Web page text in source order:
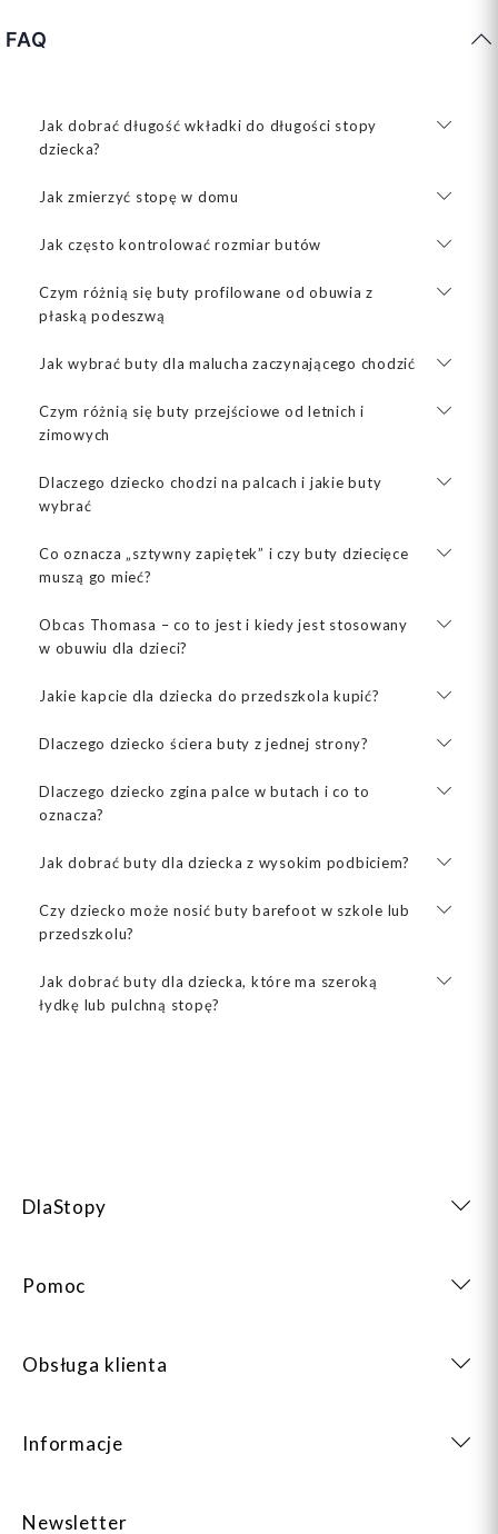
FAQ
Jak dobrać długość wkładki do długości stopy
dziecka?
Jak zmierzyć stopę w domu
Jak często kontrolować rozmiar butów
Czym różnią się buty profilowane od obuwia z
płaską podeszwą
Jak wybrać buty dla malucha zaczynającego chodzić
Czym różnią się buty przejściowe od letnich i
zimowych
Dlaczego dziecko chodzi na palcach i jakie buty
wybrać
Co oznacza „sztywny zapiętek” i czy buty dziecięce
muszą go mieć?
Obcas Thomasa – co to jest i kiedy jest stosowany
w obuwiu dla dzieci?
Jakie kapcie dla dziecka do przedszkola kupić?
Dlaczego dziecko ściera buty z jednej strony?
Dlaczego dziecko zgina palce w butach i co to
oznacza?
Jak dobrać buty dla dziecka z wysokim podbiciem?
Czy dziecko może nosić buty barefoot w szkole lub
przedszkolu?
Jak dobrać buty dla dziecka, które ma szeroką
łydkę lub pulchną stopę?
DlaStopy
Pomoc
Obsługa klienta
Informacje
Newsletter